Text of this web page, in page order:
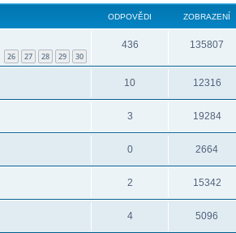
ODPOVĚDI ZOBRAZENÍ
26 27 28 29 30
436 135807
10 12316
3 19284
0 2664
2 15342
4 5096